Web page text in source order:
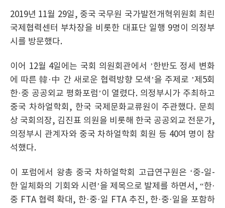
2019년 11월 29일, 중국 국무원 국가발전개혁위원회 최린
국제협력센터 부차장을 비롯한 대표단 일행 9명이 의정부
시를 방문했다.
이어 12월 4일에는 국회 의원회관에서 ’한반도 정세 변화
에 따른 韓·中 간 새로운 협력방향 모색’을 주제로 ’제5회
한·중 공공외교 평화포럼’이 열렸다. 의정부시가 주최하고
중국 차하얼학회, 한국 국제문화교류원이 주관했다. 문희
상 국회의장, 김진표 의원을 비롯해 한국 공공외교 전문가,
의정부시 관계자와 중국 차하얼학회 회원 등 40여 명이 참
석했다.
이 포럼에서 왕총 중국 차하얼학회 고급연구원은 ‘중-일-
한 일체화의 기회와 시련’을 제목으로 발제를 하면서, “한·
중 FTA 협력 확대, 한·중·일 FTA 추진, 한·중·일을 포함하